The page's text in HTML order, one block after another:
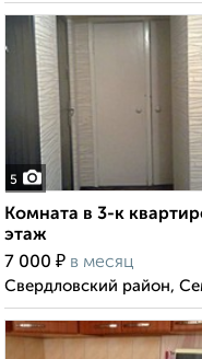
5
Комната в 3-к
этаж
7 000 ₽ в месяц
Свердловский район,